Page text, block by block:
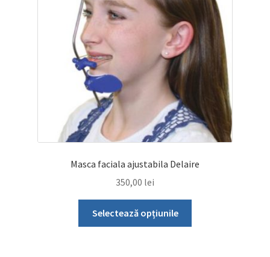
Masca faciala ajustabila Delaire
350,00 lei
Selectează opțiunile